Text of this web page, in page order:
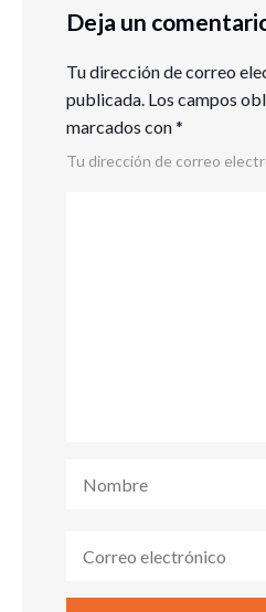
Deja un
Tu dirección de correo
publicada. Los campos
marcados con*
Tu dirección de correo